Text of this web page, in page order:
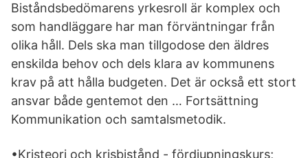
Biståndsbedömarens yrkesroll är komplex och
som handläggare har man förväntningar från
olika håll. Dels ska man tillgodose den äldres
enskilda behov och dels klara av kommunens
krav på att hålla budgeten. Det är också ett stort
ansvar både gentemot den … Fortsättning
Kommunikation och samtalsmetodik.
•Kristeori och krisbistånd - fördjupningskurs;